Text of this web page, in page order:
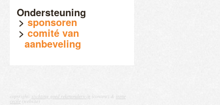
Ondersteuning
sponsoren
comité van
aanbeveling
copyright: stichting goed rekenonderwijs (content) & irene
cecile (website)